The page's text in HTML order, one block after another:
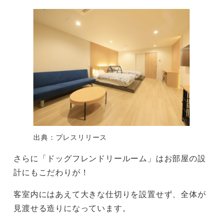
出典：プレスリリース
さらに「ドッグフレンドリールーム」はお部屋の設
計にもこだわりが！
客室内にはあえて大きな仕切りを設置せず、全体が
見渡せる造りになっています。